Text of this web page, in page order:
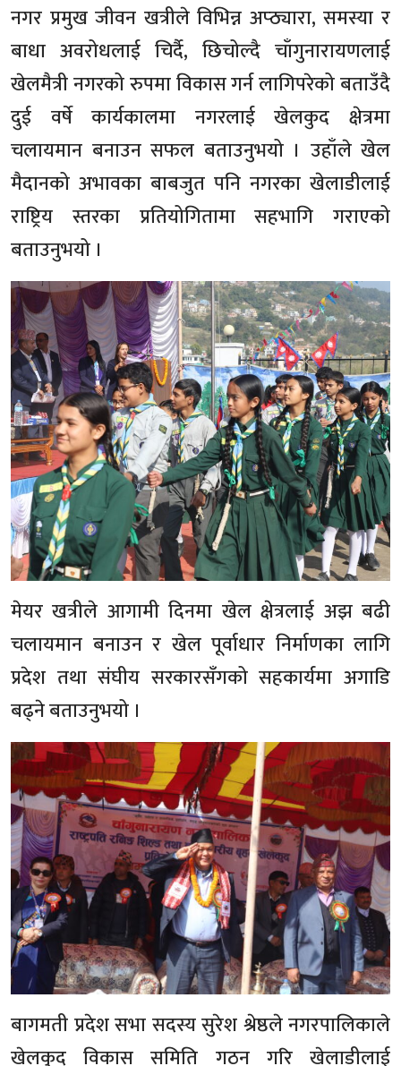
नगर प्रमुख जीवन खत्रीले विभिन्न अप्ठ्यारा, समस्या र
बाधा अवरोधलाई चिर्दै, छिचोल्दै चाँगुनारायणलाई
खेलमैत्री नगरको रुपमा विकास गर्न लागिपरेको बताउँदै
दुई वर्षे कार्यकालमा नगरलाई खेलकुद क्षेत्रमा
चलायमान बनाउन सफल बताउनुभयो । उहाँले खेल
मैदानको अभावका बाबजुत पनि नगरका खेलाडीलाई
राष्ट्रिय स्तरका प्रतियोगितामा सहभागि गराएको
बताउनुभयो ।
मेयर खत्रीले आगामी दिनमा खेल क्षेत्रलाई अझ बढी
चलायमान बनाउन र खेल पूर्वाधार निर्माणका लागि
प्रदेश तथा संघीय सरकारसँगको सहकार्यमा अगाडि
बढ्ने बताउनुभयो ।
बागमती प्रदेश सभा सदस्य सुरेश श्रेष्ठले नगरपालिकाले
खेलकुद विकास समिति गठन गरि खेलाडीलाई